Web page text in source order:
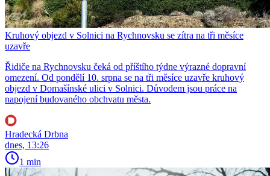
Kruhový objezd v Solnici na Rychnovsku se zítra na tři měsíce
uzavře
Řidiče na Rychnovsku čeká od příštího týdne výrazné dopravní
omezení. Od pondělí 10. srpna se na tři měsíce uzavře kruhový
objezd v Domašínské ulici v Solnici. Důvodem jsou práce na
napojení budovaného obchvatu města.
Hradecká Drbna
dnes, 13:26
1 min